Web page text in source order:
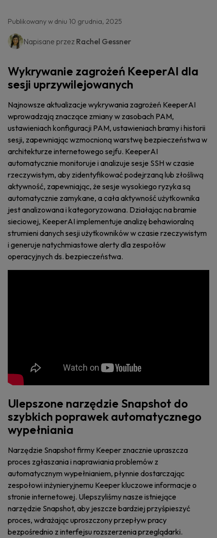
Publikowany w dniu 10 grudnia, 2025
Napisane przez Rachel Gessner
Wykrywanie zagrożeń KeeperAI dla
sesji uprzywilejowanych
Najnowsze aktualizacje wykrywania zagrożeń KeeperAI
wprowadzają znaczące zmiany w zasobach PAM,
ustawieniach konfiguracji PAM, ustawieniach bramy i historii
sesji, zapewniając wzmocnioną warstwę bezpieczeństwa w
architekturze internetowego sejfu. KeeperAI
automatycznie monitoruje i analizuje sesje SSH w czasie
rzeczywistym, aby zidentyfikować podejrzaną lub złośliwą
aktywność, zapewniając, że sesje wysokiego ryzyka są
automatycznie zamykane, a cała aktywność użytkownika
jest analizowana i kategoryzowana. Działając na bramie
sieciowej, KeeperAI implementuje analizę behawioralną
strumieni danych sesji użytkowników w czasie rzeczywistym
i generuje natychmiastowe alerty dla zespołów
operacyjnych ds. bezpieczeństwa.
Ulepszone narzędzie Snapshot do
szybkich poprawek automatycznego
wypełniania
Narzędzie Snapshot firmy Keeper znacznie upraszcza
proces zgłaszania i naprawiania problemów z
automatycznym wypełnianiem, płynnie dostarczając
zespołowi inżynieryjnemu Keeper kluczowe informacje o
stronie internetowej. Ulepszyliśmy nasze istniejące
narzędzie Snapshot, aby jeszcze bardziej przyśpieszyć
proces, wdrażając uproszczony przepływ pracy
bezpośrednio z interfejsu rozszerzenia przeglądarki.